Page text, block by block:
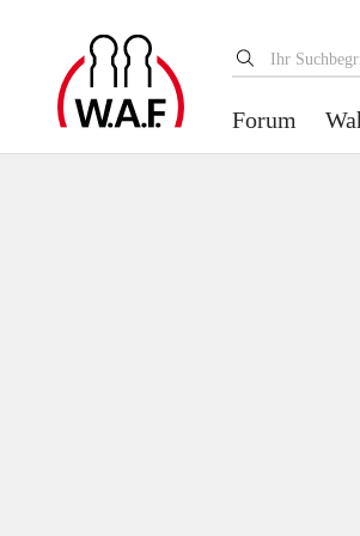
Forum